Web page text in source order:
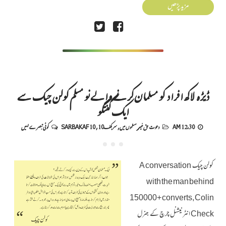
مزید پڑھیں
ڈیڑھ لاکھ افراد کو مسلمان کرنے والے نو مسلم کولن چیک سے
ایک گفتگو
12:30 AM دعوت حق غیر مسلموں میں,سربکف10 ,
SARBAKAF 10 کوئی تبصرے نہیں
کولن چیک A conversation
with the man behind
150000+ converts, Colin
Check انٹرنیشنل چرچ کے جنرل